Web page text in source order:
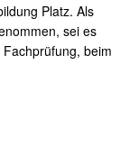
Platz. Als
sei es
beim